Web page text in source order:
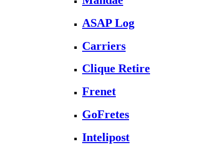
ASAP Log
Carriers
Clique Retire
Frenet
GoFretes
Intelipost